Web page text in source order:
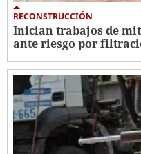
RECONSTRUCCIÓN
Inician trabajos de
ante riesgo por